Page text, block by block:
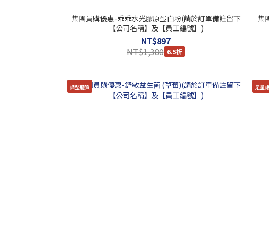
集團員購優惠-乖乖水光膠原蛋白粉(請於訂單備註留下
【公司名稱】及【員工編號】)
NT$897
NT$1,380 6.5折
集
調整體質 足量